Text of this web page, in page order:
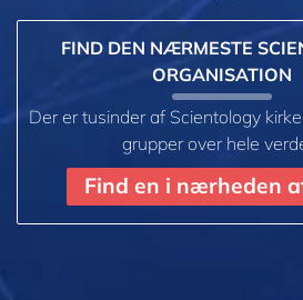
FIND DEN NÆRMESTE
ORGANISATION
Der er tusinder af Scientology
grupper over hele
Find en i nærheden